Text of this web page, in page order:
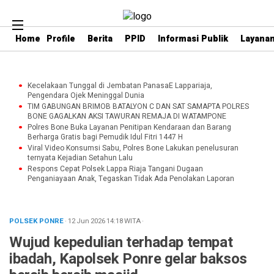
Home Profile Berita PPID Informasi Publik
Kecelakaan Tunggal di Jembatan PanasaE Lappariaja,
Pengendara Ojek Meninggal Dunia
TIM GABUNGAN BRIMOB BATALYON C DAN SAT SAMAPTA POLRES
BONE GAGALKAN AKSI TAWURAN REMAJA DI WATAMPONE
Polres Bone Buka Layanan Penitipan Kendaraan dan Barang
Berharga Gratis bagi Pemudik Idul Fitri 1447 H
Viral Video Konsumsi Sabu, Polres Bone Lakukan penelusuran
ternyata Kejadian Setahun Lalu
Respons Cepat Polsek Lappa Riaja Tangani Dugaan
Penganiayaan Anak, Tegaskan Tidak Ada Penolakan Laporan
POLSEK PONRE· 12 Jun 202614:18WITA·
Wujud kepedulian terhadap tempat
ibadah, Kapolsek Ponre gelar baksos